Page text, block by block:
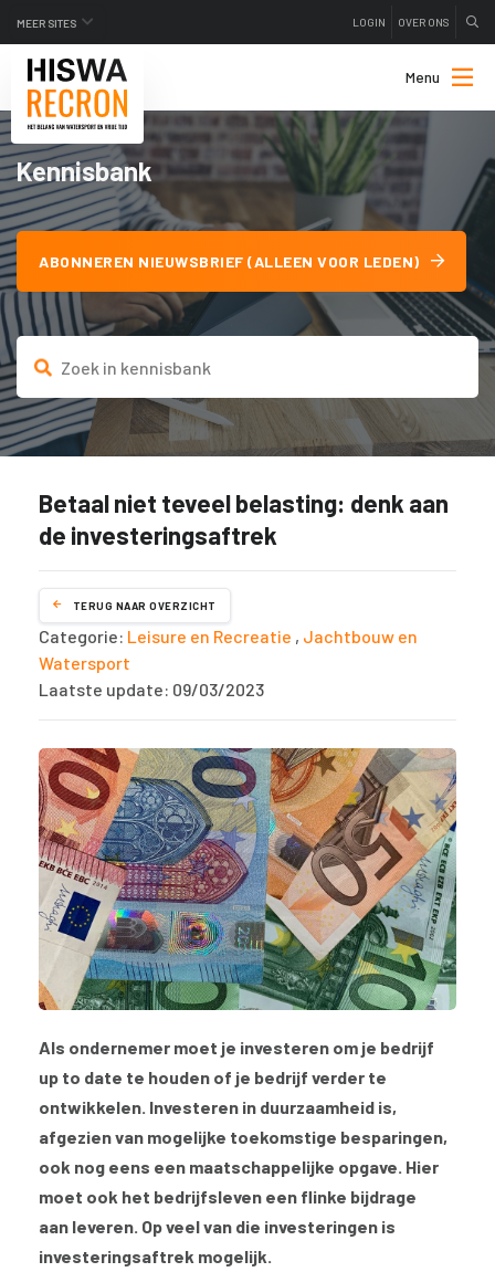
MEER SITES LOGIN OVER ONS
Menu
Kennisbank
ABONNEREN NIEUWSBRIEF (ALLEEN VOOR LEDEN)
Betaal niet teveel belasting: denk aan
de investeringsaftrek
TERUG NAAR OVERZICHT
Categorie: Leisure en Recreatie , Jachtbouw en
Watersport
Laatste update: 09/03/2023
Als ondernemer moet je investeren om je bedrijf
up to date te houden of je bedrijf verder te
ontwikkelen. Investeren in duurzaamheid is,
afgezien van mogelijke toekomstige besparingen,
ook nog eens een maatschappelijke opgave. Hier
moet ook het bedrijfsleven een flinke bijdrage
aan leveren. Op veel van die investeringen is
investeringsaftrek mogelijk.